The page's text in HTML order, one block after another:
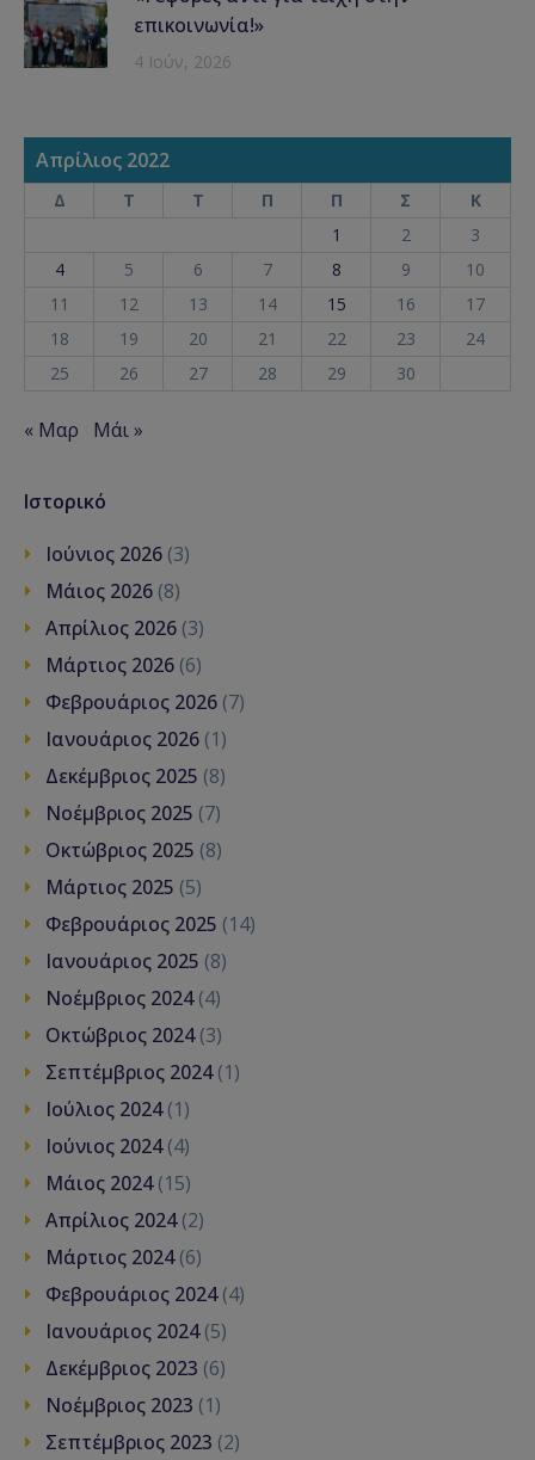
επικοινωνία!»
4 Ιούν, 2026
Απρίλιος 2022
Δ Τ Τ Π Π Σ
Κ
1
2
3
4
5 6 7 8 9
10
11
12 13 14 15 16
17
18
19 20 21 22 23
24
25
26 27 28 29 30
« Μαρ Μάι »
Ιστορικό
Ιούνιος 2026 (3)
Μάιος 2026 (8)
Απρίλιος 2026 (3)
Μάρτιος 2026 (6)
Φεβρουάριος 2026 (7)
Ιανουάριος 2026 (1)
Δεκέμβριος 2025 (8)
Νοέμβριος 2025 (7)
Οκτώβριος 2025 (8)
Μάρτιος 2025 (5)
Φεβρουάριος 2025 (14)
Ιανουάριος 2025 (8)
Νοέμβριος 2024(4)
Οκτώβριος 2024(3)
Σεπτέμβριος 2024(1)
Ιούλιος 2024(1)
Ιούνιος 2024(4)
Μάιος 2024(15)
Απρίλιος 2024(2)
Μάρτιος 2024(6)
Φεβρουάριος 2024(4)
Ιανουάριος 2024(5)
Δεκέμβριος 2023 (6)
Νοέμβριος 2023 (1)
Σεπτέμβριος 2023 (2)